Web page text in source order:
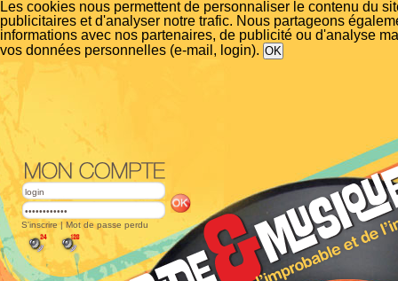
Les cookies nous permettent de personnaliser le contenu du
publicitaires et d'analyser notre trafic. Nous partageons
informations avec nos partenaires, de publicité ou d'analyse
vos données personnelles (e-mail, login).
S'inscrire | Mot de passe perdu